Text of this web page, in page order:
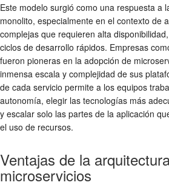
Este modelo surgió como una respuesta a
monolito, especialmente en el contexto de
complejas que requieren alta
ciclos de desarrollo rápidos. Empresas
fueron pioneras en la adopción de
inmensa escala y complejidad de sus
de cada servicio permite a los equipos
autonomía, elegir las tecnologías más
y escalar solo las partes de la aplicación
el uso de recursos.
Ventajas de la
microservicios